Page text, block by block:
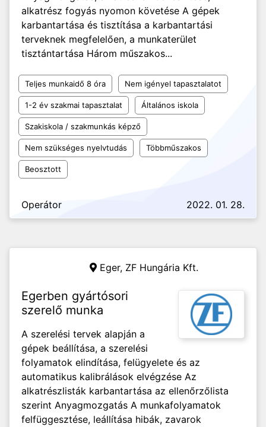
alkatrész fogyás nyomon követése A gépek
karbantartása és tisztítása a karbantartási
terveknek megfelelően, a munkaterület
tisztántartása Három műszakos...
Teljes munkaidő 8 óra Nem igényel tapasztalatot
1-2 év szakmai tapasztalat Általános iskola
Szakiskola / szakmunkás képző
Nem szükséges nyelvtudás Többműszakos
Beosztott
Operátor 2022. 01. 28.
Eger, ZF Hungária Kft.
Egerben gyártósori
szerelő munka
A szerelési tervek alapján a
gépek beállítása, a szerelési
folyamatok elindítása, felügyelete és az
automatikus kalibrálások elvégzése Az
alkatrészlisták karbantartása az ellenőrzőlista
szerint Anyagmozgatás A munkafolyamatok
felfüggesztése, leállítása hibák, zavarok